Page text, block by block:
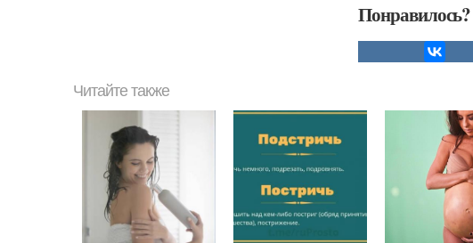
Понравилось?
Читайте также